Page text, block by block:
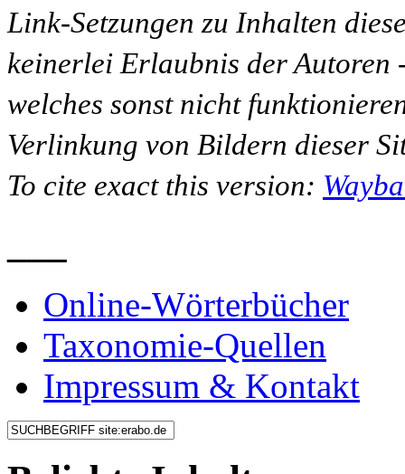
Link-Setzungen zu Inhalten
keinerlei Erlaubnis der Autoren
welches sonst nicht
Verlinkung von Bildern dieser
To cite exact this version:
Online-Wörterbücher
Taxonomie-Quellen
Impressum & Kontakt